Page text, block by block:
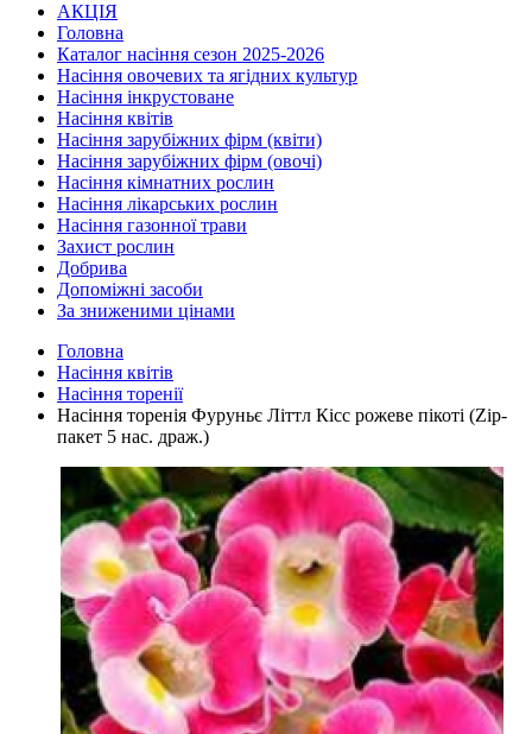
АКЦІЯ
Головна
Каталог насіння сезон 2025-2026
Насіння овочевих та ягідних культур
Насіння інкрустоване
Насіння квітів
Насіння зарубіжних фірм (квіти)
Насіння зарубіжних фірм (овочі)
Насіння кімнатних рослин
Насіння лікарських рослин
Насіння газонної трави
Захист рослин
Добрива
Допоміжні засоби
За зниженими цінами
Головна
Насіння квітів
Насіння торенії
Насіння торенія Фуруньє Літтл Кісс рожеве пікоті (Zip-
пакет 5 нас. драж.)